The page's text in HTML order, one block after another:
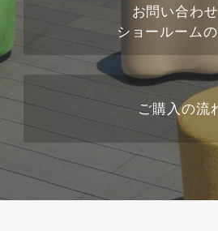
お問い合わ
ショールーム
ご購入の流